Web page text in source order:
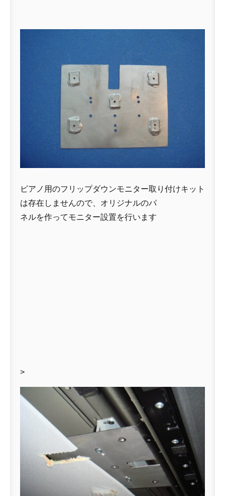
ビアノ用のフリップダウンモニター取り付けキット
は存在しませんので、オリジナルのパ
ネルを作ってモニター設置を行います
>